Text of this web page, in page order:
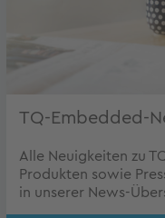
TQ-Embedded-
Alle Neuigkeiten zu
Produkten sowie
in unserer News-